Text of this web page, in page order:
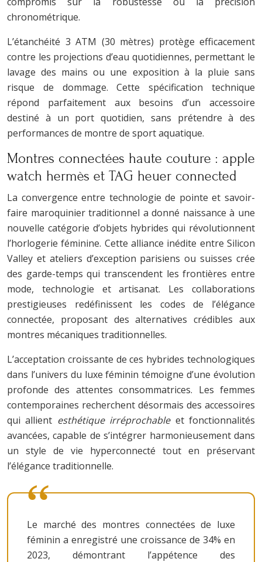
chronométrique.
L’étanchéité 3 ATM (30 mètres) protège efficacement
contre les projections d’eau quotidiennes, permettant le
lavage des mains ou une exposition à la pluie sans
risque de dommage. Cette spécification technique
répond parfaitement aux besoins d’un accessoire
destiné à un port quotidien, sans prétendre à des
performances de montre de sport aquatique.
Montres connectées haute couture : apple
watch hermès et TAG heuer connected
La convergence entre technologie de pointe et savoir-
faire maroquinier traditionnel a donné naissance à une
nouvelle catégorie d’objets hybrides qui révolutionnent
l’horlogerie féminine. Cette alliance inédite entre Silicon
Valley et ateliers d’exception parisiens ou suisses crée
des garde-temps qui transcendent les frontières entre
mode, technologie et artisanat. Les collaborations
prestigieuses redéfinissent les codes de l’élégance
connectée, proposant des alternatives crédibles aux
montres mécaniques traditionnelles.
L’acceptation croissante de ces hybrides technologiques
dans l’univers du luxe féminin témoigne d’une évolution
profonde des attentes consommatrices. Les femmes
contemporaines recherchent désormais des accessoires
qui allient esthétique irréprochable et fonctionnalités
avancées, capable de s’intégrer harmonieusement dans
un style de vie hyperconnecté tout en préservant
l’élégance traditionnelle.
Le marché des montres connectées de luxe
féminin a enregistré une croissance de 34% en
2023, démontrant l’appétence des